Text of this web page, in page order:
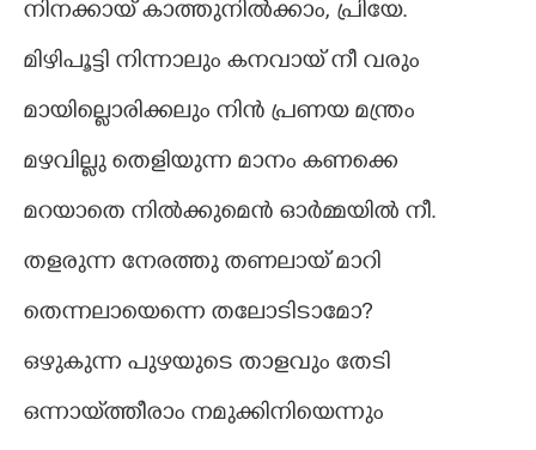
നിനക്കായ് കാത്തുനിൽക്കാം,​ പ്രിയേ.
മിഴിപൂട്ടി നിന്നാലും കനവായ് നീ വരും
മായില്ലൊരിക്കലും നിൻ പ്രണയ മന്ത്രം
മഴവില്ലു തെളിയുന്ന മാനം കണക്കെ
മറയാതെ നിൽക്കുമെൻ ഓർമ്മയിൽ നീ.
തളരുന്ന നേരത്തു തണലായ് മാറി
തെന്നലായെന്നെ തലോടിടാമോ?
ഒഴുകുന്ന പുഴയുടെ താളവും തേടി
ഒന്നായ്‌ത്തീരാം നമുക്കിനിയെന്നും